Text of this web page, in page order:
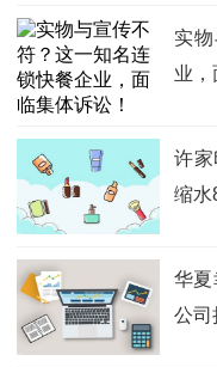
实
业，
许
缩水
华夏
公司